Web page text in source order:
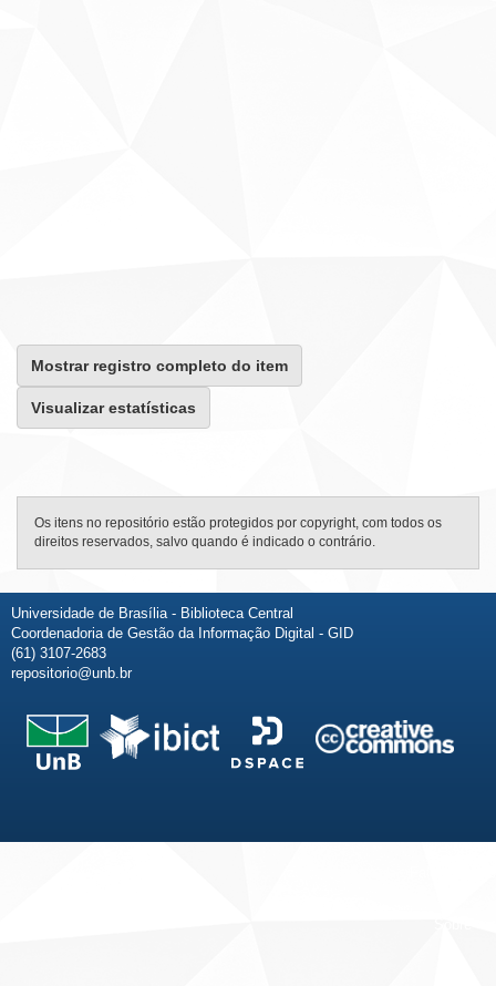
Mostrar registro completo do item
Visualizar estatísticas
Os itens no repositório estão protegidos por copyright, com todos os
direitos reservados, salvo quando é indicado o contrário.
Universidade de Brasília - Biblioteca Central
Coordenadoria de Gestão da Informação Digital - GID
(61) 3107-2683
repositorio@unb.br